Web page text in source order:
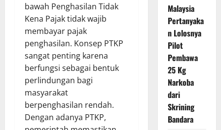
bawah Penghasilan Tidak
Kena Pajak tidak wajib
membayar pajak
penghasilan. Konsep PTKP
sangat penting karena
berfungsi sebagai bentuk
perlindungan bagi
masyarakat
berpenghasilan rendah.
Dengan adanya PTKP,
Malaysia
Pertanyaka
n Lolosnya
Pilot
Pembawa
25 Kg
Narkoba
dari
Skrining
Bandara